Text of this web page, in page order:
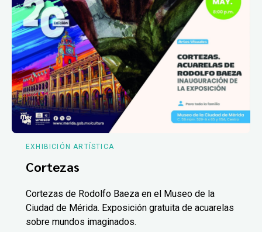
EXHIBICIÓN ARTÍSTICA
Cortezas
Cortezas de Rodolfo Baeza en el Museo de la
Ciudad de Mérida. Exposición gratuita de acuarelas
sobre mundos imaginados.